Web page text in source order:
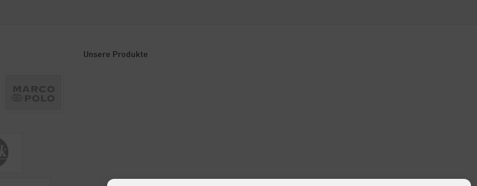
Unsere Produkte